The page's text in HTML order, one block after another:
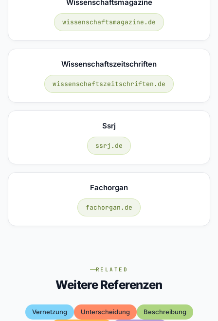
Wissenschaftsmagazine
wissenschaftsmagazine.de
Wissenschaftszeitschriften
wissenschaftszeitschriften.de
Ssrj
ssrj.de
Fachorgan
fachorgan.de
RELATED
Weitere Referenzen
Vernetzung Unterscheidung Beschreibung